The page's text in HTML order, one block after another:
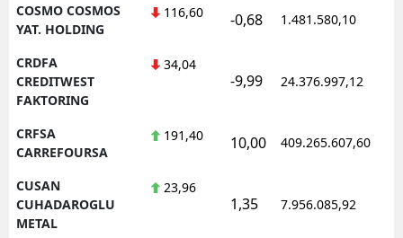
COSMO COSMOS
YAT. HOLDING
116,60 -0,68 1.481.580,10
CRDFA
CREDITWEST
FAKTORING
34,04
-9,99 24.376.997,12
CRFSA
CARREFOURSA
191,40 10,00 409.265.607,60
CUSAN
CUHADAROGLU
METAL
23,96
1,35 7.956.085,92